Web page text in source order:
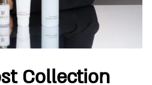
Collection